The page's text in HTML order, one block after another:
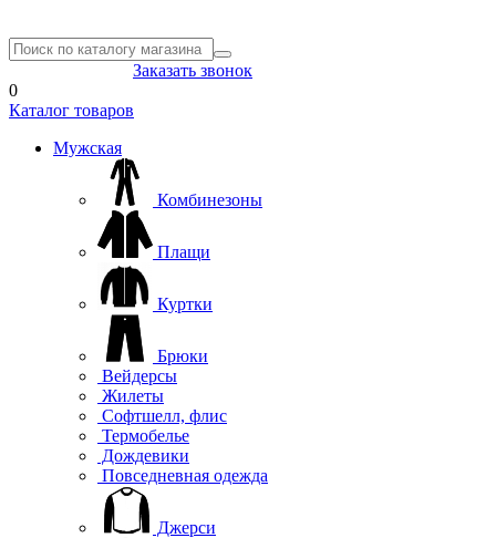
Заказать звонок
0
Каталог товаров
Мужская
Комбинезоны
Плащи
Куртки
Брюки
Вейдерсы
Жилеты
Софтшелл, флис
Термобелье
Дождевики
Повседневная одежда
Джерси